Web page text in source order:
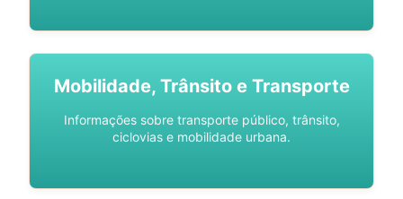
Mobilidade, Trânsito e Transporte
Informações sobre transporte público, trânsito,
ciclovias e mobilidade urbana.